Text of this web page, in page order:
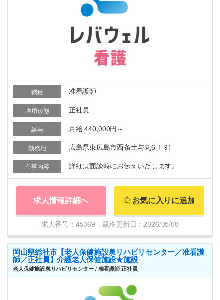
職種 准看護師
雇用形態 正社員
給与 月給 440,000円～
勤務地 広島県東広島市西条土与丸6-1-91
仕事内容 詳細は面談時にお伝えいたします。
求人情報詳細へ お気に入りに追加
求人番号：45369 最終更新日：2026/05/08
岡山県総社市【老人保健施設泉リハビリセンター／准看護
師／正社員】介護老人保健施設★施設
老人保健施設泉リハビリセンター / 准看護師 正社員